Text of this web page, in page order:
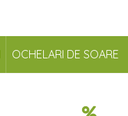
OCHELARI DE SOARE